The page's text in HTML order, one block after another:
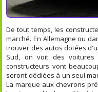
De tout temps, les
marché. En Allemagne ou
trouver des autos dotées
Sud, on voit des voitures
constructeurs vont
seront dédiées à un seul
La marque aux chevrons